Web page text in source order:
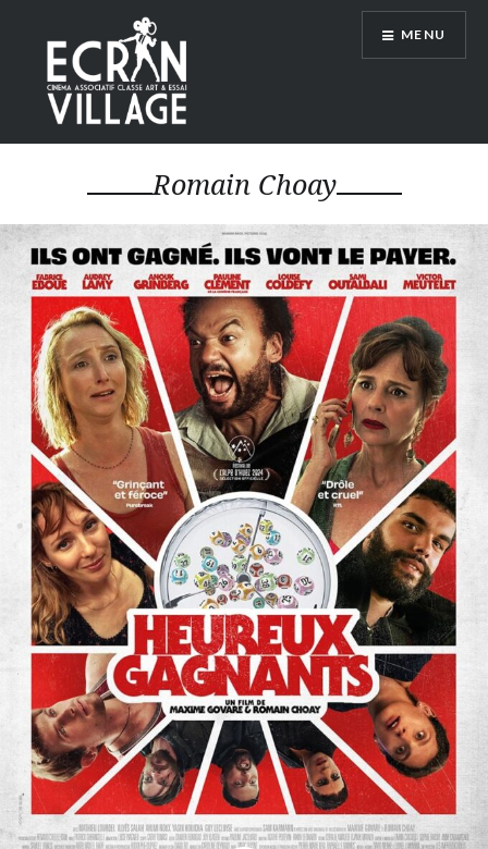
contenu
principal
ÉCRAN VILLAGE
MENU
Romain Choay